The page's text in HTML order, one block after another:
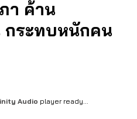
า ค้าน
กระทบหนักคน
Audio player ready...